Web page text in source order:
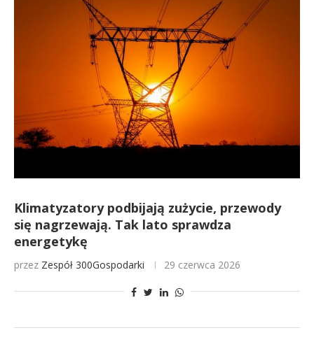
Klimatyzatory podbijają zużycie, przewody
się nagrzewają. Tak lato sprawdza
energetykę
przez Zespół 300Gospodarki 29 czerwca 2026